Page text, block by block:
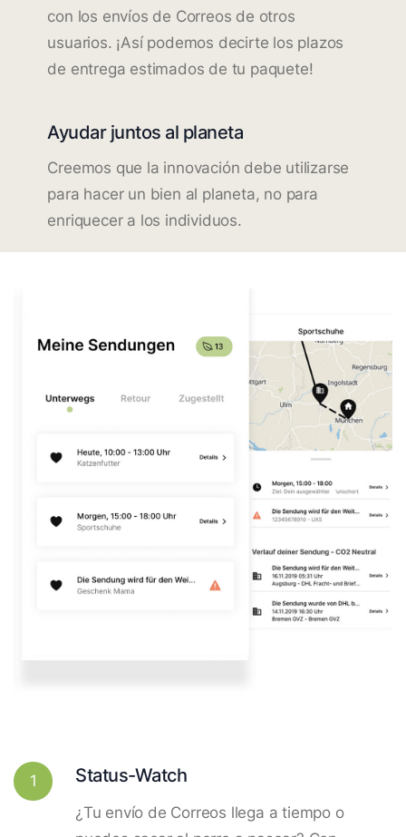
con los envíos de Correos de otros
usuarios. ¡Así podemos decirte los plazos
de entrega estimados de tu paquete!
Ayudar juntos al planeta
Creemos que la innovación debe utilizarse
para hacer un bien al planeta, no para
enriquecer a los individuos.
1 Status-Watch
¿Tu envío de Correos llega a tiempo o